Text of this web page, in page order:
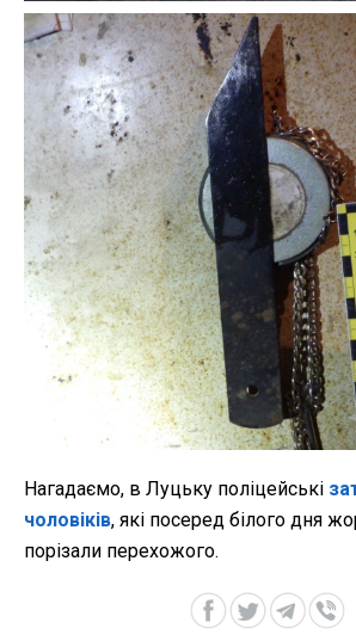
Нагадаємо, в Луцьку поліцейські
чоловіків, які посеред білого дня
порізали перехожого.